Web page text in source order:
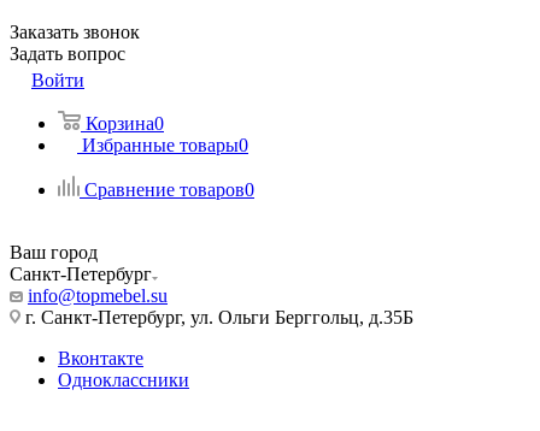
Заказать звонок
Задать вопрос
Войти
Корзина0
Избранные товары0
Сравнение товаров0
Ваш город
Санкт-Петербург
info@topmebel.su
г. Санкт-Петербург, ул. Ольги Берггольц, д.35Б
Вконтакте
Одноклассники